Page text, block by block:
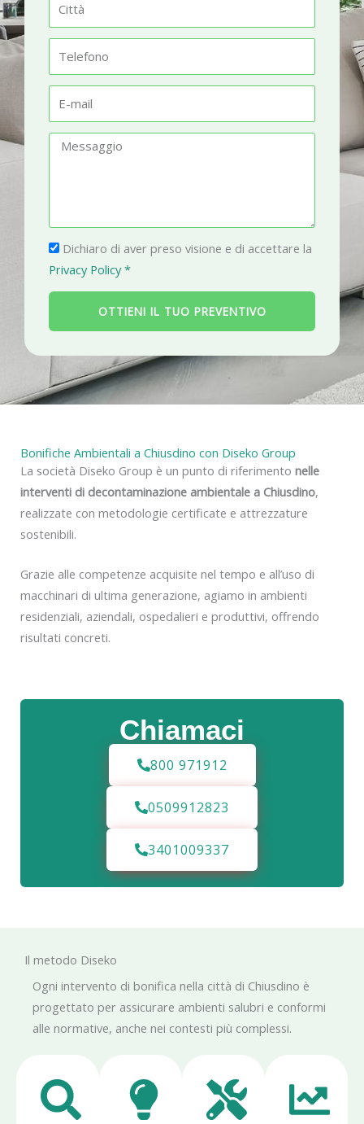
t
à
l
fm
a
g
g
i
P
r
i
a
c
y
Dichiaro di aver preso visione e di accettare la
Privacy Policy *
OTTIENI IL TUO PREVENTIVO
Chiamaci
800 971912
0509912823
3401009337
Bonifiche Ambientali a Chiusdino con Diseko Group
La società Diseko Group è un punto di riferimento nelle
interventi di decontaminazione ambientale a Chiusdino,
realizzate con metodologie certificate e attrezzature
sostenibili.
Grazie alle competenze acquisite nel tempo e all’uso di
macchinari di ultima generazione, agiamo in ambienti
residenziali, aziendali, ospedalieri e produttivi, offrendo
risultati concreti.
Il metodo Diseko
Ogni intervento di bonifica nella città di Chiusdino è
progettato per assicurare ambienti salubri e conformi
alle normative, anche nei contesti più complessi.